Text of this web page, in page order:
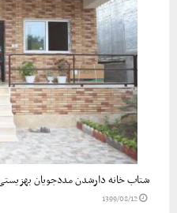
شتاب خانه دارشدن مددجویان
1399/08/12